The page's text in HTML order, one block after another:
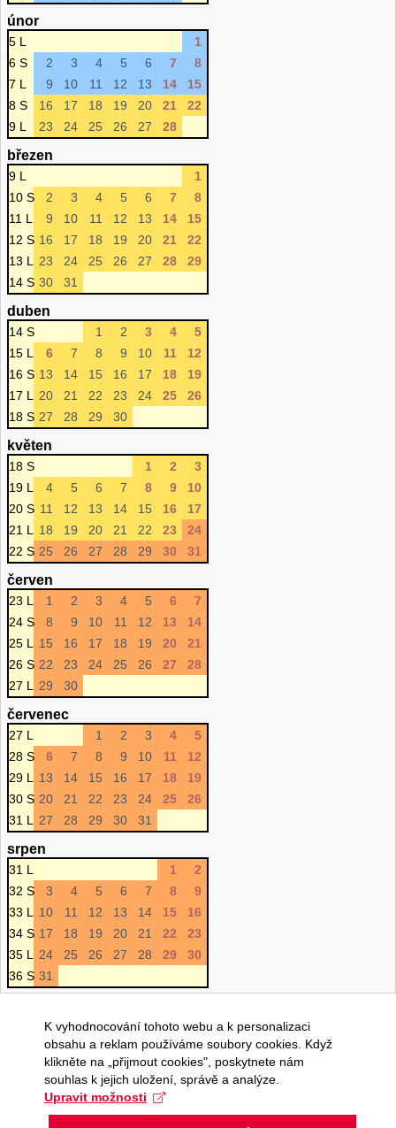
únor
5 L
1
6 S
2 3 4 5 6 7
8
7 L
9 10 11 12 13 14
15
8 S
16 17 18 19 20 21
22
9 L
23 24 25 26 27 28
březen
9 L
1
10 S
2 3 4 5 6 7
8
11 L
9 10 11 12 13 14
15
12 S 16 17 18 19 20 21
22
13 L
23 24 25 26 27 28
29
14 S 30 31
duben
14 S 1 2 3 4
5
15 L
6 7 8 9 10 11
12
16 S 13 14 15 16 17 18
19
17 L
20 21 22 23 24 25
26
18 S 27 28 29 30
květen
18 S 1 2
3
19 L
4 5 6 7 8 9
10
20 S 11 12 13 14 15 16
17
21 L
18 19 20 21 22 23
24
22 S 25 26 27 28 29 30 31
červen
23 L 1 2 3 4 5 6
7
24 S
8 9 10 11 12 13
14
25 L
15 16 17 18 19 20
21
26 S 22 23 24 25 26 27
28
27 L
29 30
červenec
27 L 1 2 3 4
5
28 S
6 7 8 9 10 11
12
29 L
13 14 15 16 17 18
19
30 S 20 21 22 23 24 25
26
31 L
27 28 29 30 31
srpen
31 L 1
2
32 S
3 4 5 6 7 8
9
33 L
10 11 12 13 14 15
16
34 S 17 18 19 20 21 22
23
35 L
24 25 26 27 28 29
30
36 S 31
K vyhodnocování tohoto webu a k personalizaci
obsahu a reklam používáme soubory cookies. Když
klikněte na „přijmout cookies", poskytnete nám
souhlas k jejich uložení, správě a analýze.
Upravit možnosti